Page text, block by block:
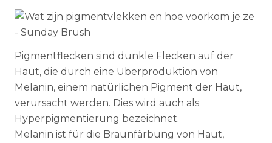
Pigmentflecken sind dunkle Flecken auf der
Haut, die durch eine Überproduktion von
Melanin, einem natürlichen Pigment der Haut,
verursacht werden. Dies wird auch als
Hyperpigmentierung bezeichnet.
Melanin ist für die Braunfärbung von Haut,